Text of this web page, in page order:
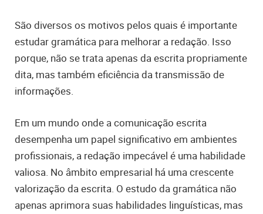
São diversos os motivos pelos quais é importante
estudar gramática para melhorar a redação. Isso
porque, não se trata apenas da escrita propriamente
dita, mas também eficiência da transmissão de
informações.
Em um mundo onde a comunicação escrita
desempenha um papel significativo em ambientes
profissionais, a redação impecável é uma habilidade
valiosa. No âmbito empresarial há uma crescente
valorização da escrita. O estudo da gramática não
apenas aprimora suas habilidades linguísticas, mas